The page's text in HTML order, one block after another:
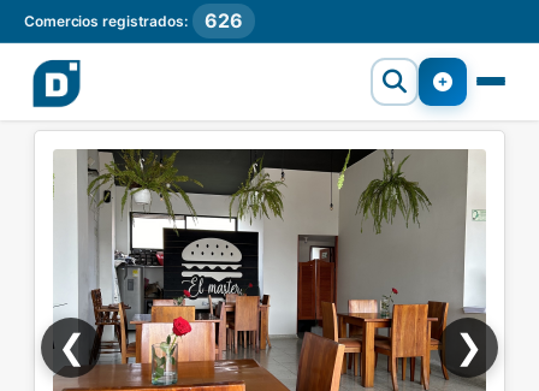
Comercios registrados: 626
❮ ❯